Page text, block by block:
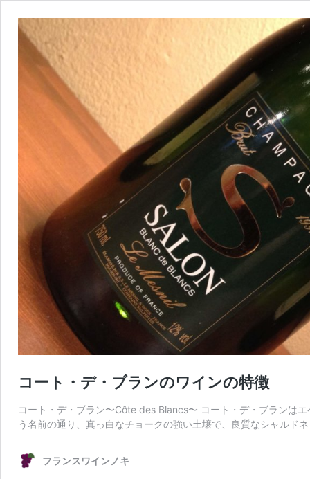
コート・デ・ブランのワインの特徴
コート・デ・ブラン〜Côte des Blancs〜 コート・デ・ブランは
う名前の通り、真っ白なチョークの強い土壌で、良質なシャルド
フランスワインノキ